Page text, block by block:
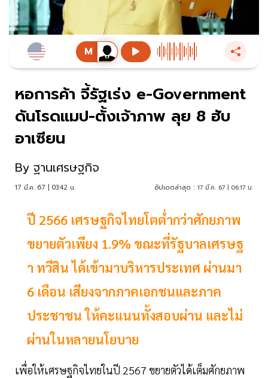
หอการค้า จี้รัฐเร่ง e-Government
ดันโรดแมป-ตั้งเจ้าภาพ ลุย 8 ฮับ
อาเซียน
By ฐานเศรษฐกิจ
17 มี.ค. 67 | 03:42 น. อัปเดตล่าสุด : 17 มี.ค. 67 | 06:17 น.
ปี 2566 เศรษฐกิจไทยโตต่ำกว่าศักยภาพ
ขยายตัวเพียง 1.9% ขณะที่รัฐบาลเศรษฐ
า ทวีสิน ได้เข้ามาบริหารประเทศ ผ่านมา
6 เดือน เสียงจากภาคเอกชนและภาค
ประชาชน ให้คะแนนทั้งสอบผ่าน และไม่
ผ่านในหลายนโยบาย
เพื่อให้เศรษฐกิจไทยในปี 2567 ขยายตัวได้เต็มศักยภาพ